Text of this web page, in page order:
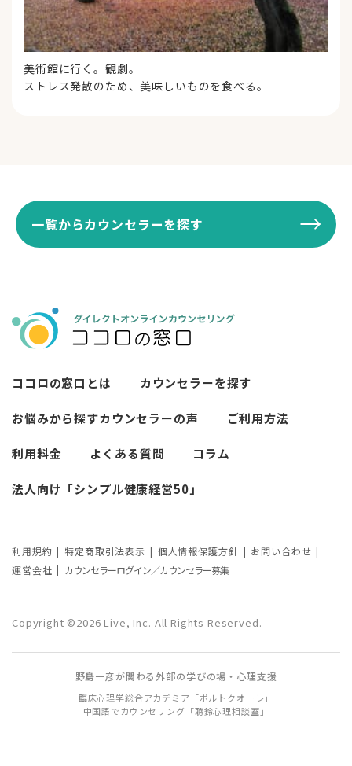
美術館に行く。観劇。
ストレス発散のため、美味しいものを食べる。
一覧からカウンセラーを探す
ココロの窓口とは カウンセラーを探す
お悩みから探すカウンセラーの声 ご利用方法
利用料金 よくある質問 コラム
法人向け「シンプル健康経営50」
Copyright ©2026 Live, Inc. All Rights Reserved.
利用規約 特定商取引法表示 個人情報保護方針
お問い合わせ
運営会社
カウンセラーログイン／カウンセラー募集
野島一彦が関わる外部の学びの場・心理支援
臨床心理学総合アカデミア「ポルトクオーレ」
中国語でカウンセリング「聴鈴心理相談室」